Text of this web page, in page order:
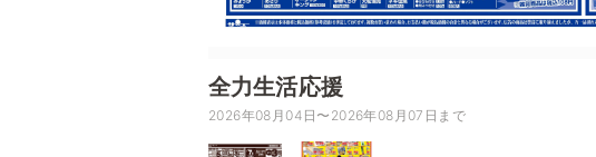
全力生活応援
2026年08月04日〜2026年08月07日まで